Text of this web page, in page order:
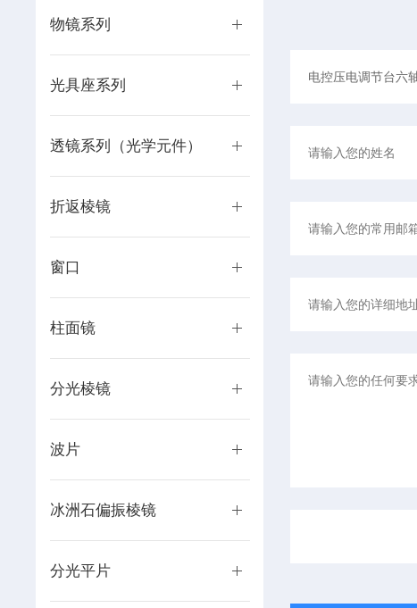
物镜系列
光具座系列
透镜系列（光学元件）
折返棱镜
窗口
柱面镜
分光棱镜
波片
冰洲石偏振棱镜
分光平片